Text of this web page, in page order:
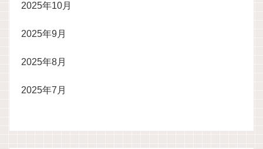
2025年10月
2025年9月
2025年8月
2025年7月